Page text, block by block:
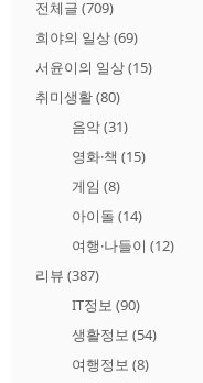
전체글 (709)
희야의 일상(69)
서윤이의 일상(15)
취미생활(80)
음악(31)
영화·책 (15)
게임 (8)
아이돌 (14)
여행·나들이 (12)
리뷰 (387)
IT정보 (90)
생활정보 (54)
여행정보 (8)